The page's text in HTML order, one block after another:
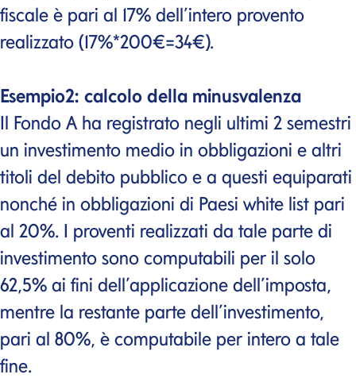
fiscale è pari al 17% dell’intero provento
realizzato (17%*200€=34€).
Esempio2: calcolo della minusvalenza
Il Fondo A ha registrato negli ultimi 2 semestri
un investimento medio in obbligazioni e altri
titoli del debito pubblico e a questi equiparati
nonché in obbligazioni di Paesi white list pari
al 20%. I proventi realizzati da tale parte di
investimento sono computabili per il solo
62,5% ai fini dell’applicazione dell’imposta,
mentre la restante parte dell’investimento,
pari al 80%, è computabile per intero a tale
fine.